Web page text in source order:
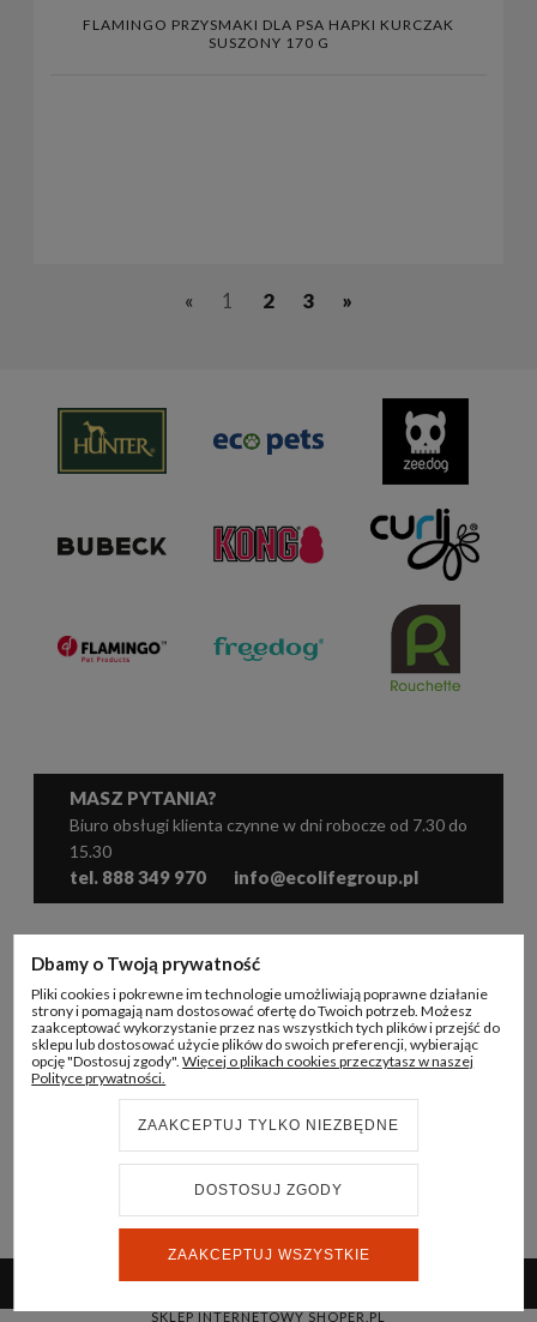
FLAMINGO PRZYSMAKI DLA PSA HAPKI KURCZAK
SUSZONY 170 G
« 1 2 3 »
MASZ PYTANIA?
Biuro obsługi klienta czynne w dni robocze od 7.30 do
15.30
tel. 888 349 970 info@ecolifegroup.pl
KONTO B2B
INFORMACJE
© 2024 ECO LIFE GROUP
POKAŻ PEŁNĄ WERSJĘ STRONY
SKLEP INTERNETOWY SHOPER.PL
Dbamy o Twoją prywatność
Pliki cookies i pokrewne im technologie umożliwiają poprawne działanie
strony i pomagają nam dostosować ofertę do Twoich potrzeb. Możesz
zaakceptować wykorzystanie przez nas wszystkich tych plików i przejść do
sklepu lub dostosować użycie plików do swoich preferencji, wybierając
opcję "Dostosuj zgody". Więcej o plikach cookies przeczytasz w naszej
Polityce prywatności.
ZAAKCEPTUJ TYLKO NIEZBĘDNE
DOSTOSUJ ZGODY
ZAAKCEPTUJ WSZYSTKIE